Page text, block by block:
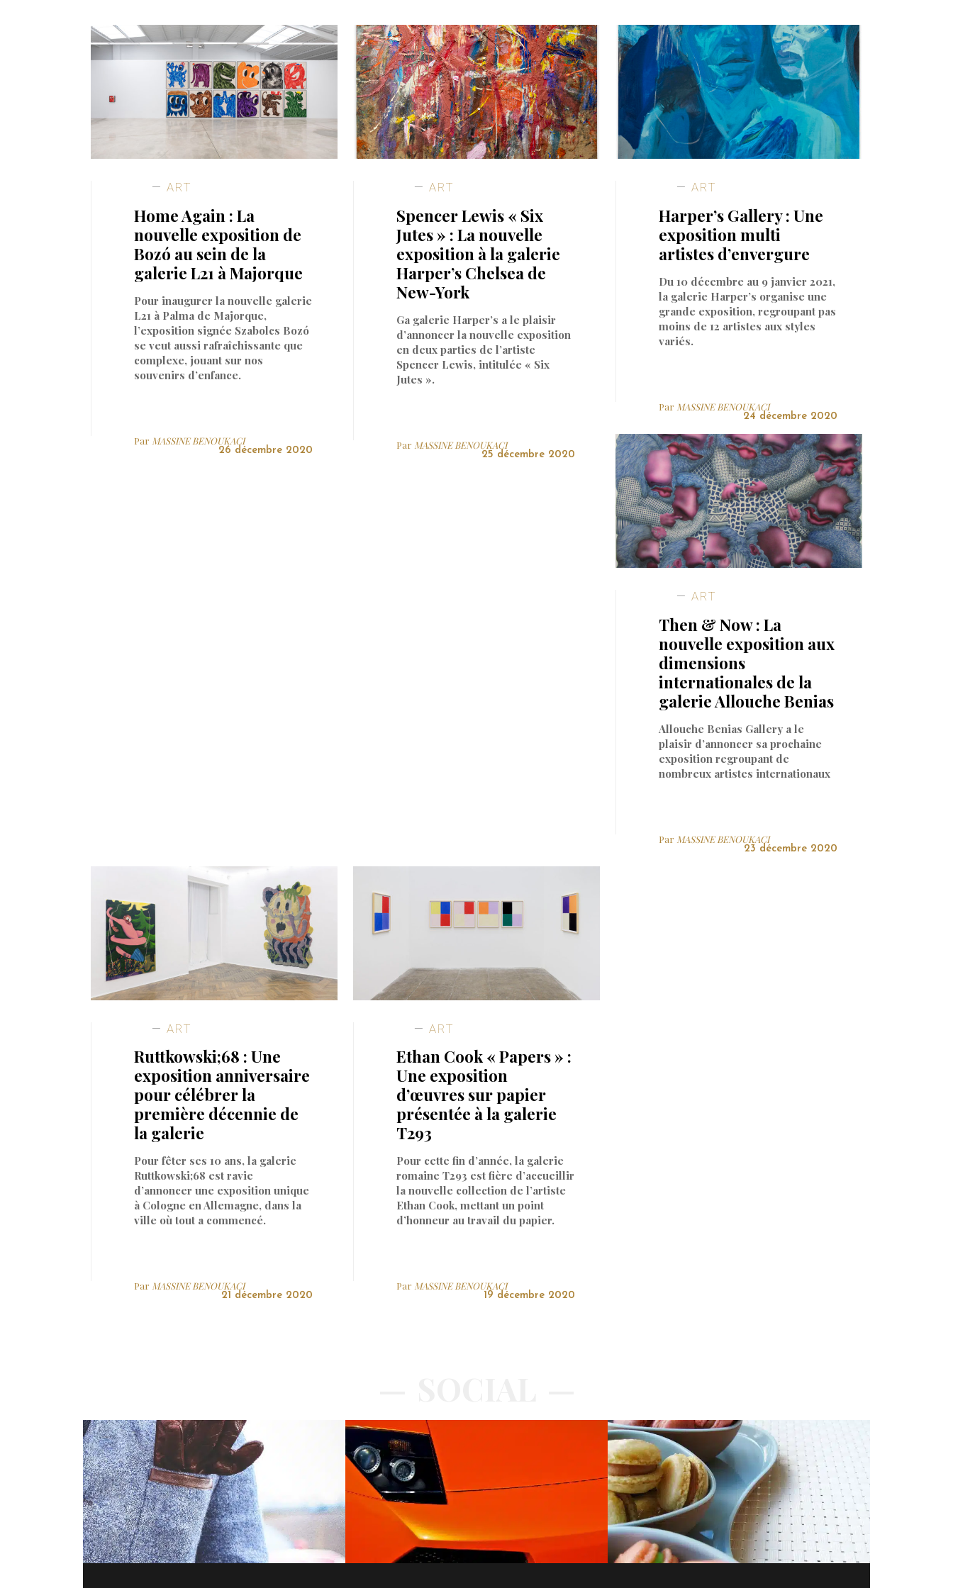
ART
Home Again : La
nouvelle exposition de
Bozó au sein de la
galerie L21 à Majorque
Pour inaugurer la nouvelle galerie
L21 à Palma de Majorque,
l’exposition signée Szabolcs Bozó
se veut aussi rafraîchissante que
complexe, jouant sur nos
souvenirs d’enfance.
Par MASSINE BENOUKACI
26 décembre 2020
ART
Spencer Lewis « Six
Jutes » : La nouvelle
exposition à la galerie
Harper’s Chelsea de
New-York
Ga galerie Harper’s a le plaisir
d’annoncer la nouvelle exposition
en deux parties de l’artiste
Spencer Lewis, intitulée « Six
Jutes ».
Par MASSINE BENOUKACI
25 décembre 2020
ART
Harper’s Gallery : Une
exposition multi
artistes d’envergure
Du 10 décembre au 9 janvier 2021,
la galerie Harper’s organise une
grande exposition, regroupant pas
moins de 12 artistes aux styles
variés.
Par MASSINE BENOUKACI
24 décembre 2020
ART
Then & Now : La
nouvelle exposition aux
dimensions
internationales de la
galerie Allouche Benias
Allouche Benias Gallery a le
plaisir d’annoncer sa prochaine
exposition regroupant de
nombreux artistes internationaux
Par MASSINE BENOUKACI
23 décembre 2020
ART
Ruttkowski;68 : Une
exposition anniversaire
pour célébrer la
première décennie de
la galerie
Pour fêter ses 10 ans, la galerie
Ruttkowski;68 est ravie
d’annoncer une exposition unique
à Cologne en Allemagne, dans la
ville où tout a commencé.
ParMASSINE BENOUKACI
21 décembre 2020
ART
Ethan Cook « Papers » :
Une exposition
d’œuvres sur papier
présentée à la galerie
T293
Pour cette fin d’année, la galerie
romaine T293 est fière d’accueillir
la nouvelle collection de l’artiste
Ethan Cook, mettant un point
d’honneur au travail du papier.
ParMASSINE BENOUKACI
19 décembre 2020